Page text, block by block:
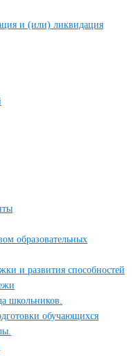
и (или) ликвидация
образовательных
и развития способностей
школьников.
обучающихся